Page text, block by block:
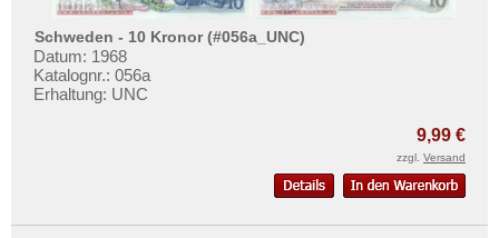
Schweden - 10 Kronor (#056a_UNC)
Datum: 1968
Katalognr.: 056a
Erhaltung: UNC
9,99 €
zzgl. Versand